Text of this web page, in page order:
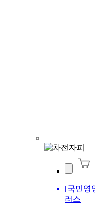
[국민영
러스